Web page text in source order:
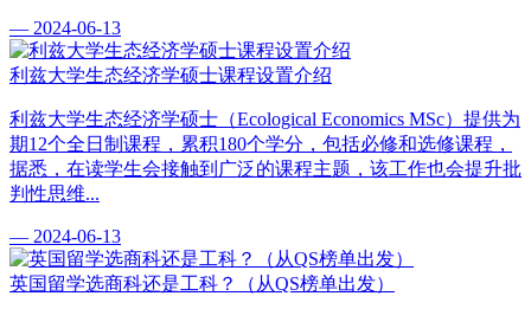
— 2024-06-13
利兹大学生态经济学硕士课程设置介绍
利兹大学生态经济学硕士（Ecological Economics MSc）提供为
期12个全日制课程，累积180个学分，包括必修和选修课程，
据悉，在读学生会接触到广泛的课程主题，该工作也会提升批
判性思维...
— 2024-06-13
英国留学选商科还是工科？（从QS榜单出发）